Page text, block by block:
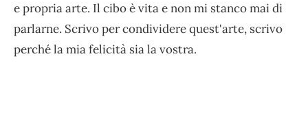
e propria arte. Il cibo è vita e non mi stanco mai di
parlarne. Scrivo per condividere quest'arte, scrivo
perché la mia felicità sia la vostra.